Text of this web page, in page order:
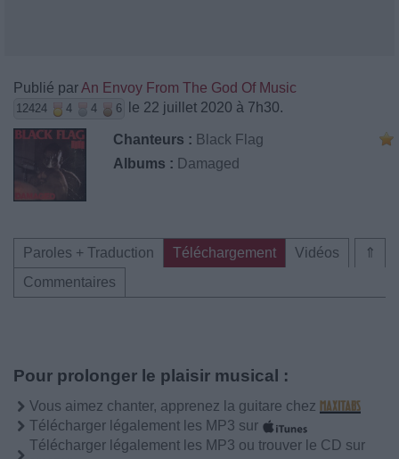
Publié parAn Envoy From The God Of Music
12424 4 4 6 le 22 juillet 2020 à 7h30.
Chanteurs : Black Flag
Albums : Damaged
⇑
Paroles + Traduction Téléchargement
Vidéos
Commentaires
Pour prolonger le plaisir musical :
Vous aimez chanter, apprenez la guitare chez
Télécharger légalement les MP3 sur
Télécharger légalement les MP3 ou trouver le CD sur